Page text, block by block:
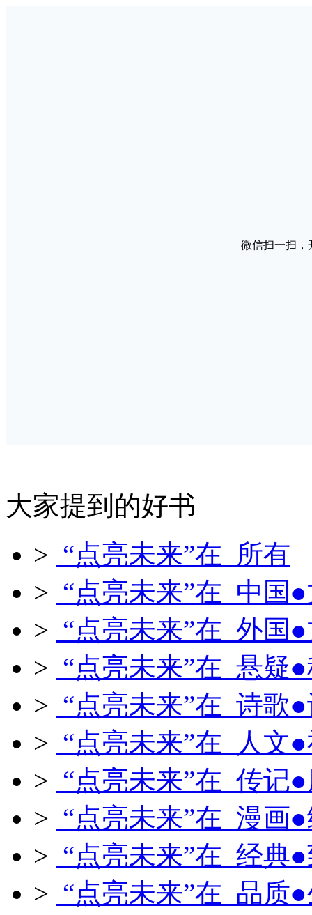
微信扫一扫，
大家提到的好书
> “点亮未来”在 所有
> “点亮未来”在 中国
> “点亮未来”在 外国
> “点亮未来”在 悬疑
> “点亮未来”在 诗歌
> “点亮未来”在 人文
> “点亮未来”在 传记
> “点亮未来”在 漫画
> “点亮未来”在 经典
> “点亮未来”在 品质